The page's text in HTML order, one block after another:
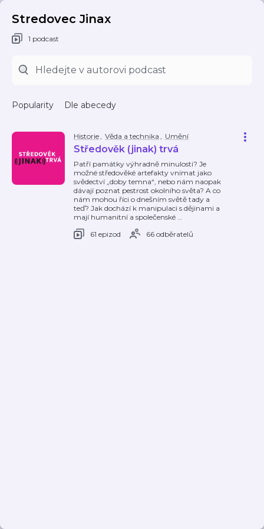
Stredovec Jinax
1 podcast
Popularity Dle abecedy
Historie, Věda a technika , Umění
Středověk (jinak) trvá
Patří památky výhradně minulosti? Je
možné středověké artefakty vnímat jako
svědectví „doby temna“, nebo nám naopak
dávají poznat pestrost okolního světa? A co
nám mohou říci o dnešním světě tady a
teď? Jak dochází k manipulaci s dějinami a
mají humanitní a společenské …
61 epizod
66 odběratelů